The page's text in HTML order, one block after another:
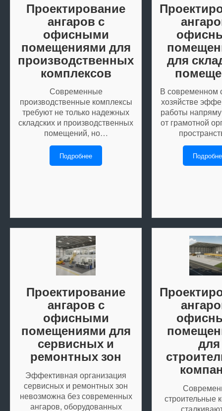
Проектирование
ангаров с
офисными
помещениями для
производственных
комплексов
Современные
производственные комплексы
требуют не только надежных
складских и производственных
помещений, но…
Подробнее
для
В современном
хозяйстве
работы
от грамотной
Проектирование
ангаров с
офисными
помещениями для
сервисных и
ремонтных зон
Эффективная организация
сервисных и ремонтных зон
невозможна без современных
ангаров, оборудованных
для
строительные